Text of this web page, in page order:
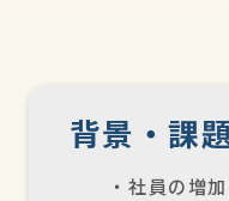
背景・課
・社員の増